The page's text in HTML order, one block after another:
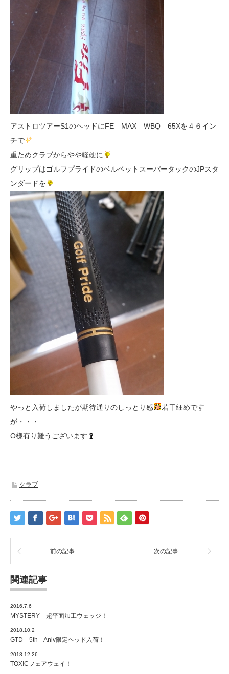
アストロツアーS1のヘッドにFE MAX WBQ 65Xを４６イン
チで
重ためクラブからやや軽硬に
グリップはゴルフプライドのベルベットスーパータックのJPスタ
ンダードを
やっと入荷しましたが期待通りのしっとり感
若干細めです
が・・・
O様有り難うございます
クラブ
前の記事 次の記事
関連記事
2016.7.6
MYSTERY 超平面加工ウェッジ！
2018.10.2
GTD 5th Aniv限定ヘッド入荷！
2018.12.26
TOXICフェアウェイ！